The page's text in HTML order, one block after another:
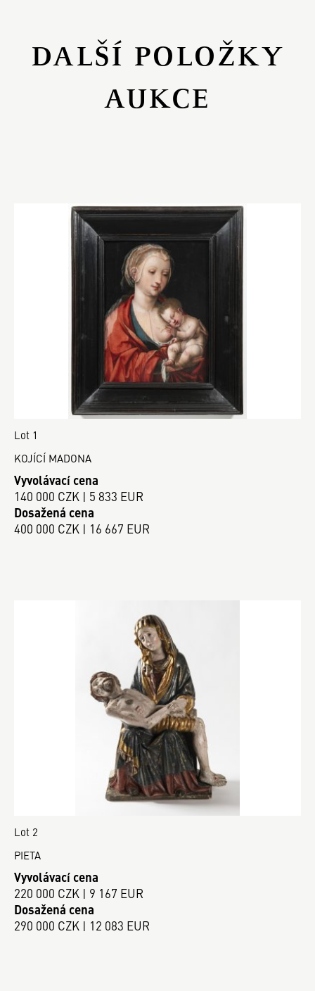
DALŠÍ POLOŽKY
AUKCE
Lot 1
KOJÍCÍ MADONA
Vyvolávací cena
140 000 CZK | 5 833 EUR
Dosažená cena
400 000 CZK | 16 667 EUR
Lot 2
PIETA
Vyvolávací cena
220 000 CZK | 9 167 EUR
Dosažená cena
290 000 CZK | 12 083 EUR